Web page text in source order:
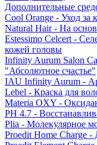
Дополнительные
Cool Orange - Уход
Natural Hair - На
Estessimo Celcert -
кожей головы
Infinity Aurum Salon
"Абсолютное счастье"
IAU Infinity Aurum -
Lebel - Краска для
Materia OXY -
PH 4.7 -
Plia - Молекулярное
Proedit Home Charge -